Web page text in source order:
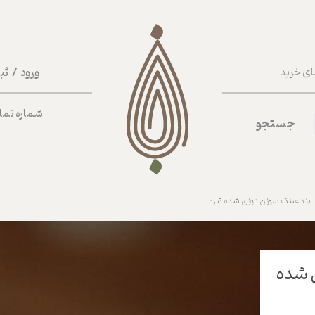
ورود /
حساب
تغییر
خرید
شماره تماس
جستجو
بند عینک سوزن دوزی شده تیره
شده